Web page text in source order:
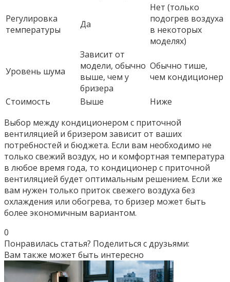
Регулировка
температуры
Да
Нет (только
подогрев воздуха
в некоторых
моделях)
Уровень шума
Зависит от
модели, обычно
выше, чем у
бризера
Обычно тише,
чем кондиционер
Стоимость Выше
Ниже
Выбор между кондиционером с приточной
вентиляцией и бризером зависит от ваших
потребностей и бюджета. Если вам необходимо не
только свежий воздух, но и комфортная температура
в любое время года, то кондиционер с приточной
вентиляцией будет оптимальным решением. Если же
вам нужен только приток свежего воздуха без
охлаждения или обогрева, то бризер может быть
более экономичным вариантом.
0
Понравилась статья? Поделиться с друзьями:
Вам также может быть интересно